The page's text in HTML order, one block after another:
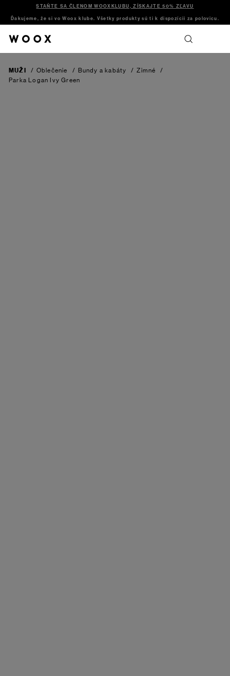
STAŇTE SA ČLENOM WOOXKLUBU, ZÍSKAJTE 50% ZĽAVU
Ďakujeme, že si vo Woox klube. Všetky produkty sú ti k dispozícii za polovicu.
MUŽI / Oblečenie / Bundy a kabáty / Zimné
/
Parka Logan
Ivy Green